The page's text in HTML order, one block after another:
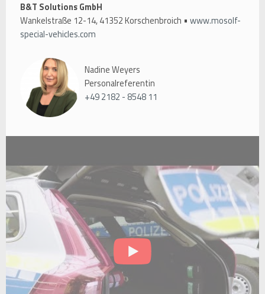
B&T Solutions GmbH
Wankelstraße 12-14, 41352 Korschenbroich • www.mosolf-
special-vehicles.com
Nadine Weyers
Personalreferentin
+49 2182 - 8548 11